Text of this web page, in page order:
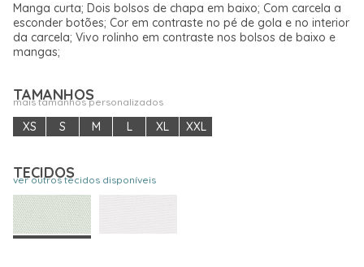
Manga curta; Dois bolsos de chapa em baixo; Com carcela a
esconder botões; Cor em contraste no pé de gola e no interior
da carcela; Vivo rolinho em contraste nos bolsos de baixo e
mangas;
TAMANHOS
mais tamanhos personalizados
XS S M L XL XXL
TECIDOS
ver outros tecidos disponíveis